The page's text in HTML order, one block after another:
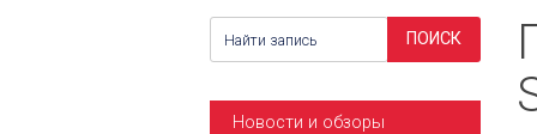
Новости и обзоры